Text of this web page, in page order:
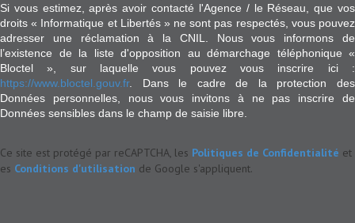
Si vous estimez, après avoir contacté l'Agence / le Réseau, que vos
droits « Informatique et Libertés » ne sont pas respectés, vous pouvez
adresser une réclamation à la CNIL. Nous vous informons de
l’existence de la liste d'opposition au démarchage téléphonique «
Bloctel », sur laquelle vous pouvez vous inscrire ici :
https://www.bloctel.gouv.fr. Dans le cadre de la protection des
Données personnelles, nous vous invitons à ne pas inscrire de
Données sensibles dans le champ de saisie libre.
Ce site est protégé par reCAPTCHA, les Politiques de Confidentialité et
es Conditions d'utilisation de Google s'appliquent.